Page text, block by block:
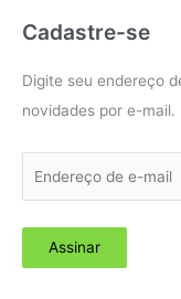
Cadastre-se
Digite seu endereço
novidades por e-mail.
d
Assinar